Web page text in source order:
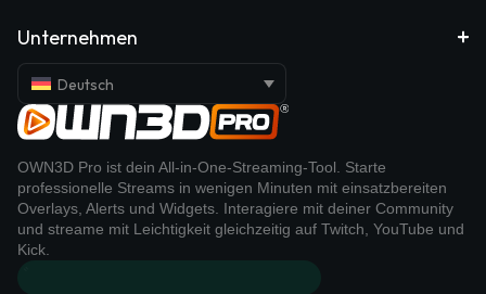
Unternehmen
Deutsch
OWN3D Pro ist dein All-in-One-Streaming-Tool. Starte
professionelle Streams in wenigen Minuten mit einsatzbereiten
Overlays, Alerts und Widgets. Interagiere mit deiner Community
und streame mit Leichtigkeit gleichzeitig auf Twitch, YouTube und
Kick.